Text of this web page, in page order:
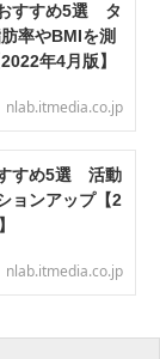
すすめ5選 タ
率やBMIを測
年4月版】
nlab.itmedia.co.jp
すすめ5選 活動
ョンアップ【2
nlab.itmedia.co.jp